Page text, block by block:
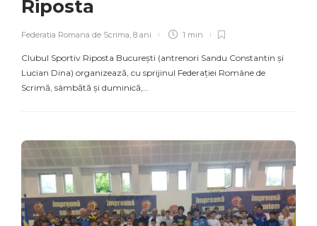
Riposta
Federatia Romana de Scrima, 8 ani 1 min
Clubul Sportiv Riposta București (antrenori Sandu Constantin și
Lucian Dina) organizează, cu sprijinul Federației Române de
Scrimă, sâmbătă și duminică,…